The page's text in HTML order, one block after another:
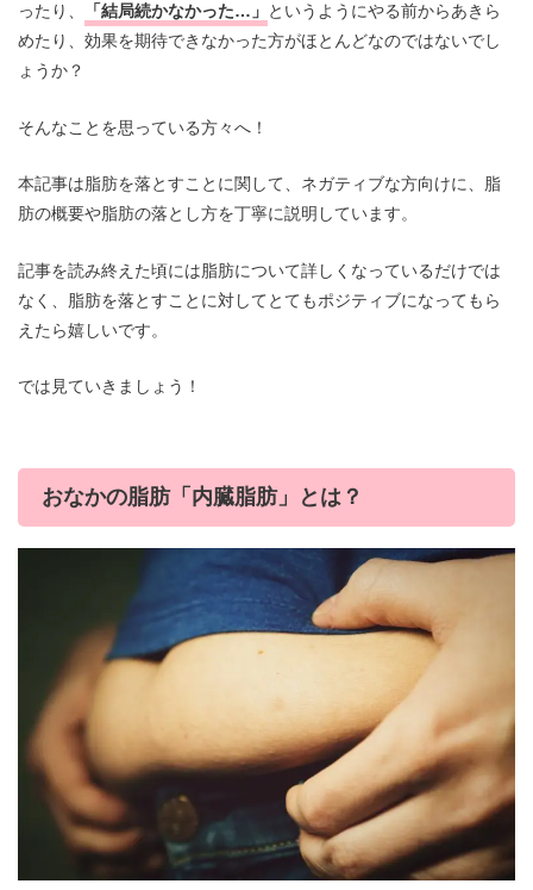
ったり、
「結局続かなかった…」 というようにやる前からあきら
めたり、効果を期待できなかった方がほとんどなのではないでし
ょうか？
そんなことを思っている方々へ！
本記事は脂肪を落とすことに関して、ネガティブな方向けに、脂
肪の概要や脂肪の落とし方を丁寧に説明しています。
記事を読み終えた頃には脂肪について詳しくなっているだけでは
なく、脂肪を落とすことに対してとてもポジティブになってもら
えたら嬉しいです。
では見ていきましょう！
おなかの脂肪「内臓脂肪」とは？